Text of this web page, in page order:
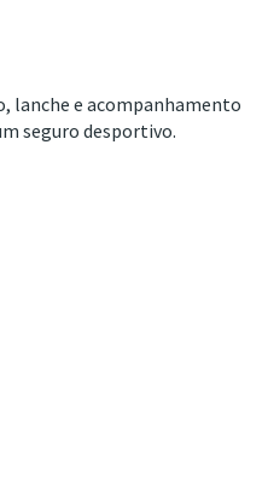
lanche e acompanhamento
seguro desportivo.